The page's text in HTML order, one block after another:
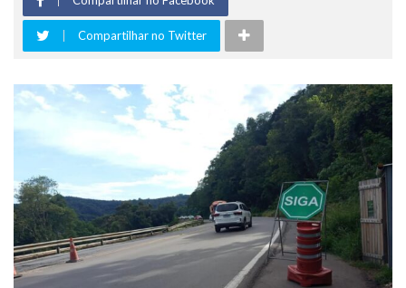
Compartilhar no Twitter